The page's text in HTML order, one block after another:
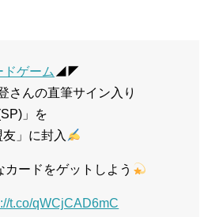
ゲーム ◢◤
さんの直筆サイン入り
」を
」に封入
ードをゲットしよう
t.co/qWCjCAD6mC